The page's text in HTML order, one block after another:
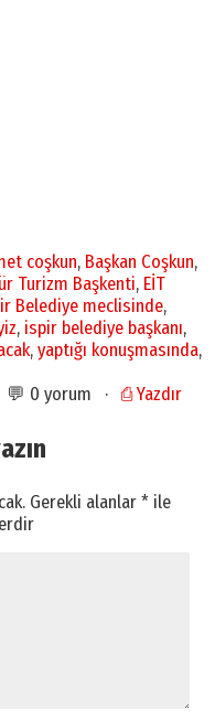
coşkun, Başkan Coşkun,
Turizm Başkenti, EİT
Belediye meclisinde,
, ispir belediye başkanı,
, yaptığı konuşmasında,
💬 0 yorum · ⎙ Yazdır
Gerekli alanlar* ile